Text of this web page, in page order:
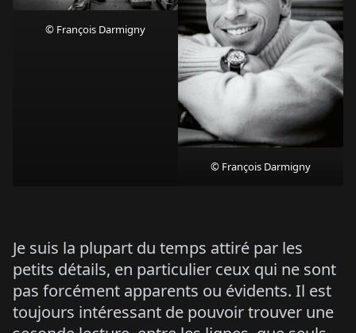
© François Darmigny
© François Darmigny
Je suis la plupart du temps attiré par les
petits détails, en particulier ceux qui ne sont
pas forcément apparents ou évidents. Il est
toujours intéressant de pouvoir trouver une